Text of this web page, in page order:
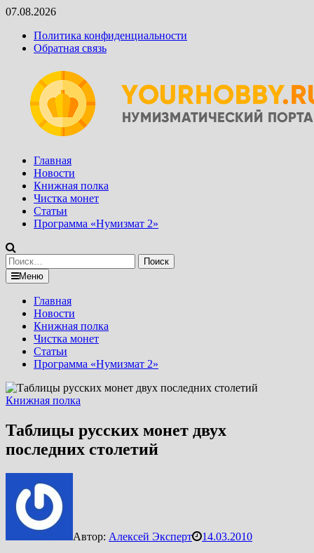
Перейти
содержимому
07.08.2026
Политика конфиденциальности
Обратная связь
Главная
Новости
Книжная полка
Чистка монет
Статьи
Программа «Нумизмат 2»
Найти:
Меню
Главная
Новости
Книжная полка
Чистка монет
Статьи
Программа «Нумизмат 2»
Книжная полка
Таблицы русских монет двух
последних столетий
Автор: Алексей Эксперт
14.03.2010